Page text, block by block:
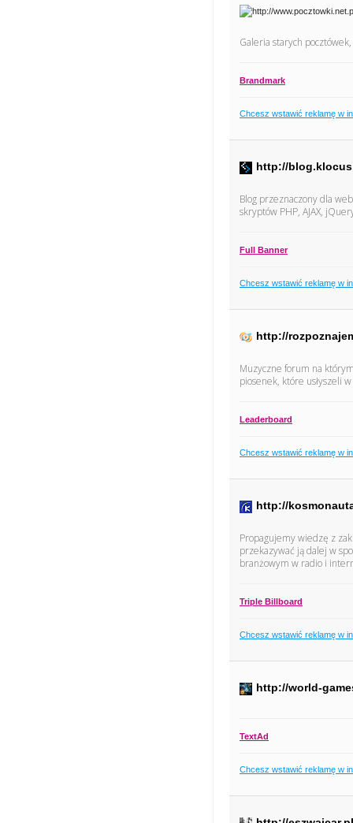
Galeria starych
Brandmark
Chcesz wstawić reklamę w
http://
Blog przeznaczony dla
skryptów PHP, AJAX,
Full Banner
Chcesz wstawić reklamę w
http://
Muzyczne forum na
piosenek, które usłyszeli
Leaderboard
Chcesz wstawić reklamę w
http://
Propagujemy wiedzę z
przekazywać ją dalej w
branżowym w radio i
Triple Billboard
Chcesz wstawić reklamę w
http://world-
TextAd
Chcesz wstawić reklamę w